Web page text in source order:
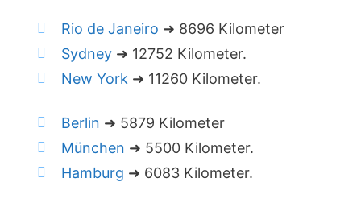
Rio de Janeiro ➜ 8696 Kilometer
Sydney ➜ 12752 Kilometer.
New York ➜ 11260 Kilometer.
Berlin ➜ 5879 Kilometer
München ➜ 5500 Kilometer.
Hamburg ➜ 6083 Kilometer.